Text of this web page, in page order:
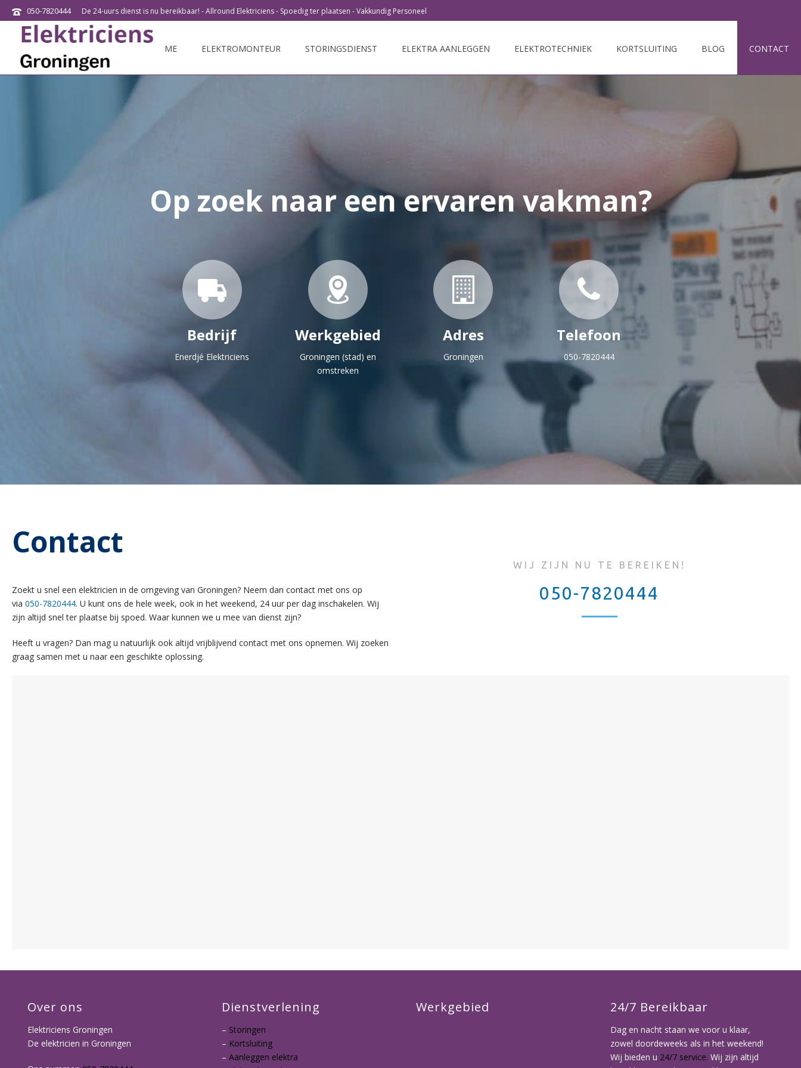
050-7820444 De 24-uurs dienst is nu bereikbaar! - Allround Elektriciens - Spoedig ter plaatsen - Vakkundig Personeel
HOME ELEKTROMONTEUR STORINGSDIENST ELEKTRA AANLEGGEN ELEKTROTECHNIEK KORTSLUITING BLOG CONTACT
Op zoek naar een ervaren vakman?
Bedrijf
Enerdjé Elektriciens
Werkgebied
Groningen (stad) en
omstreken
Adres
Groningen
Telefoon
050-7820444
Contact
Zoekt u snel een elektricien in de omgeving van Groningen? Neem dan contact met ons op
via 050-7820444. U kunt ons de hele week, ook in het weekend, 24 uur per dag inschakelen. Wij
zijn altijd snel ter plaatse bij spoed. Waar kunnen we u mee van dienst zijn?
Heeft u vragen? Dan mag u natuurlijk ook altijd vrijblijvend contact met ons opnemen. Wij zoeken
graag samen met u naar een geschikte oplossing.
WIJ ZIJN NU TE BEREIKEN!
050-7820444
Over ons
Elektriciens Groningen
De elektricien in Groningen
Dienstverlening
– Storingen
– Kortsluiting
–Aanleggen elektra
Werkgebied 24/7 Bereikbaar
Dag en nacht staan we voor u klaar,
zowel doordeweeks als in het weekend!
Wij bieden u 24/7 service. Wij zijn altijd